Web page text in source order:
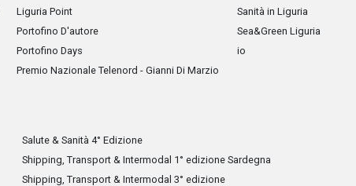
Liguria Point
Portofino D'autore
Portofino Days
Premio Nazionale Telenord - Gianni Di Marzio
Sanità in Liguria
Sea&Green Liguria
io
Salute & Sanità 4° Edizione
Shipping, Transport & Intermodal 1° edizione Sardegna
Shipping, Transport & Intermodal 3° edizione